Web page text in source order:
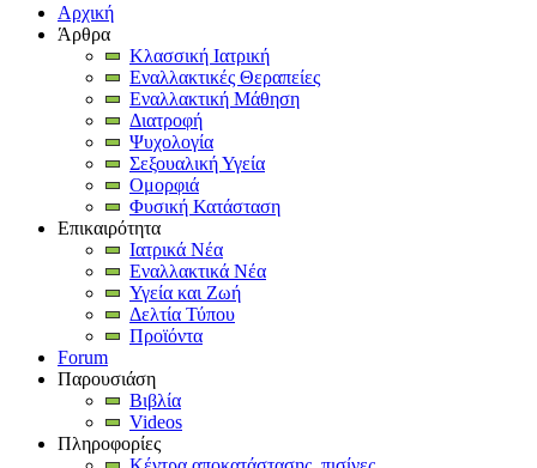
Αρχική
Άρθρα
Κλασσική Ιατρική
Εναλλακτικές Θεραπείες
Εναλλακτική Μάθηση
Διατροφή
Ψυχολογία
Σεξουαλική Υγεία
Ομορφιά
Φυσική Κατάσταση
Επικαιρότητα
Ιατρικά Νέα
Εναλλακτικά Νέα
Υγεία και Ζωή
Δελτία Τύπου
Προϊόντα
Forum
Παρουσιάση
Βιβλία
Videos
Πληροφορίες